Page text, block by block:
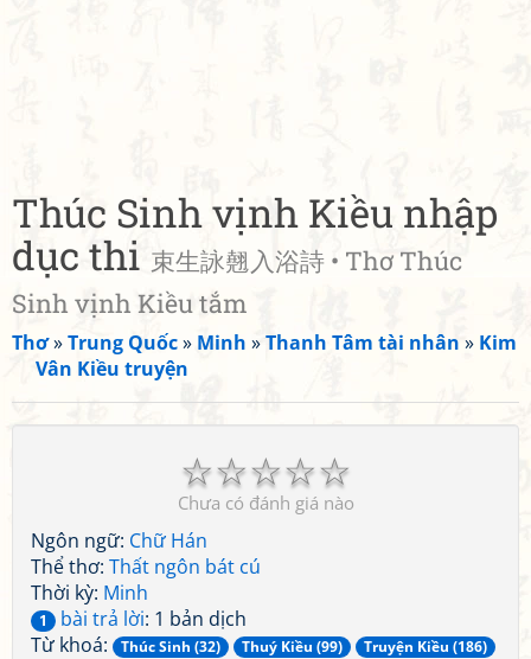
Thúc Sinh vịnh Kiều nhập
dục thi 束生詠翹入浴詩 • Thơ Thúc
Sinh vịnh Kiều tắm
Thơ»Trung Quốc» Minh »Thanh Tâm tài nhân » Kim
Vân Kiều truyện
☆
☆
☆
☆
☆
Chưa có đánh giá nào
Ngôn ngữ: Chữ Hán
Thể thơ: Thất ngôn bát cú
Thời kỳ: Minh
1 bài trả lời: 1 bản dịch
Từ khoá:
Thúc Sinh (32) Thuý Kiều (99) Truyện Kiều (186)